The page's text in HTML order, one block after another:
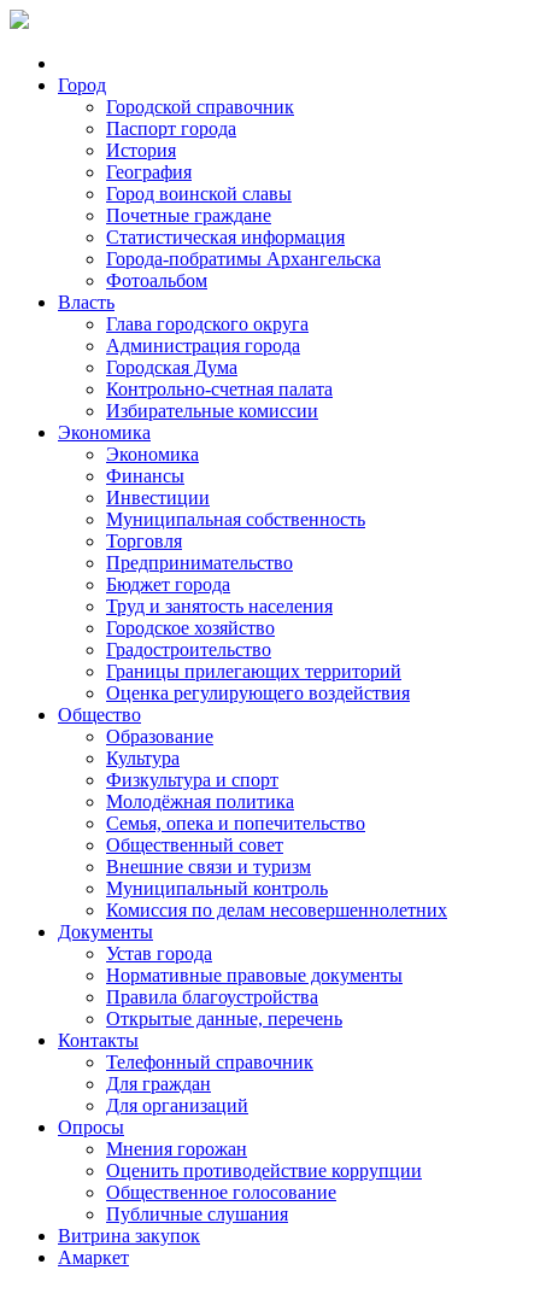
Город
Городской справочник
Паспорт города
История
География
Город воинской славы
Почетные граждане
Статистическая информация
Города-побратимы Архангельска
Фотоальбом
Власть
Глава городского округа
Администрация города
Городская Дума
Контрольно-счетная палата
Избирательные комиссии
Экономика
Экономика
Финансы
Инвестиции
Муниципальная собственность
Торговля
Предпринимательство
Бюджет города
Труд и занятость населения
Городское хозяйство
Градостроительство
Границы прилегающих территорий
Оценка регулирующего воздействия
Общество
Образование
Культура
Физкультура и спорт
Молодёжная политика
Семья, опека и попечительство
Общественный совет
Внешние связи и туризм
Муниципальный контроль
Комиссия по делам несовершеннолетних
Документы
Устав города
Нормативные правовые документы
Правила благоустройства
Открытые данные, перечень
Контакты
Телефонный справочник
Для граждан
Для организаций
Опросы
Мнения горожан
Оценить противодействие коррупции
Общественное голосование
Публичные слушания
Витрина закупок
Амаркет